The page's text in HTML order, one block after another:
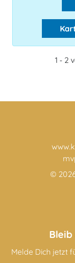
1 - 2
©
Melde Dich jetzt